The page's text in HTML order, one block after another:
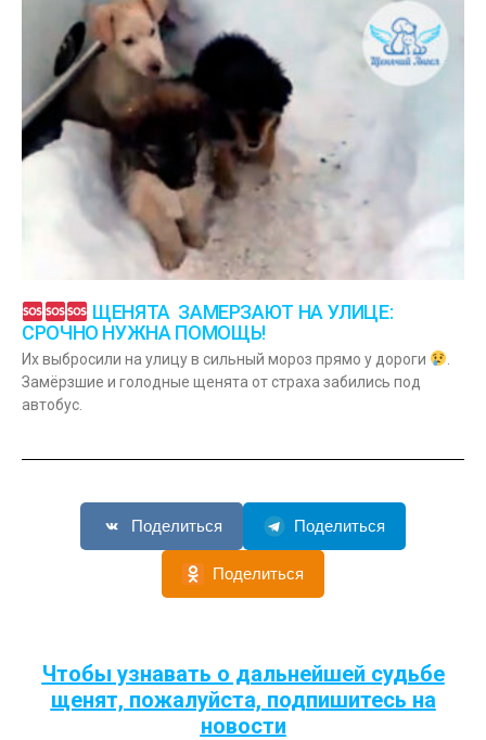
ЩЕНЯТА ЗАМЕРЗАЮТ НА УЛИЦЕ:
СРОЧНО НУЖНА ПОМОЩЬ!
Их выбросили на улицу в сильный мороз прямо у дороги
Замёрзшие и голодные щенята от страха забились под
автобус.
Поделиться Поделиться
Поделиться
Чтобы узнавать о дальнейшей судьбе
щенят, пожалуйста, подпишитесь на
новости